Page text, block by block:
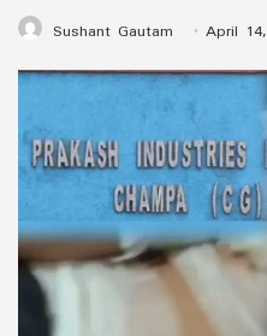
Sushant Gautam April